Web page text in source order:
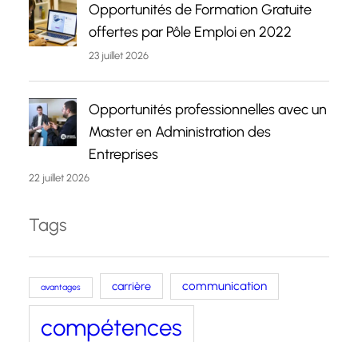
Opportunités de Formation Gratuite
offertes par Pôle Emploi en 2022
23 juillet 2026
Opportunités professionnelles avec un
Master en Administration des
Entreprises
22 juillet 2026
Tags
avantages carrière communication
compétences